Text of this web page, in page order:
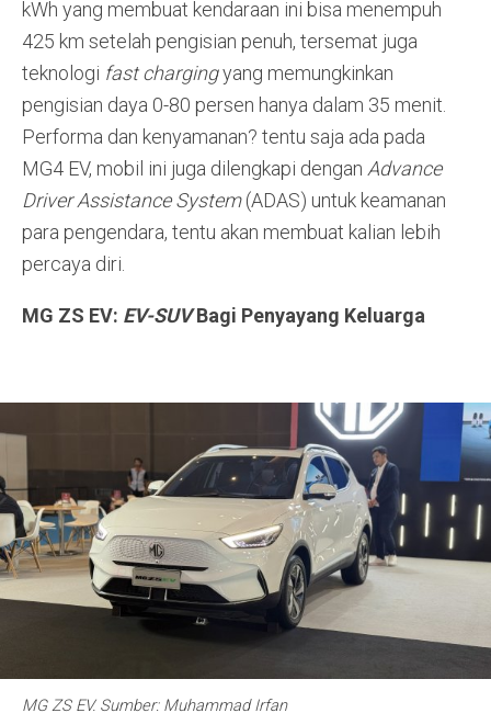
kWh yang membuat kendaraan ini bisa menempuh
425 km setelah pengisian penuh, tersemat juga
teknologi fast chargingyang memungkinkan
pengisian daya 0-80 persen hanya dalam 35 menit.
Performa dan kenyamanan? tentu saja ada pada
MG4 EV, mobil ini juga dilengkapi dengan Advance
Driver Assistance System(ADAS) untuk keamanan
para pengendara, tentu akan membuat kalian lebih
percaya diri.
MG ZS EV: EV-SUVBagi Penyayang Keluarga
MG ZS EV. Sumber: Muhammad Irfan